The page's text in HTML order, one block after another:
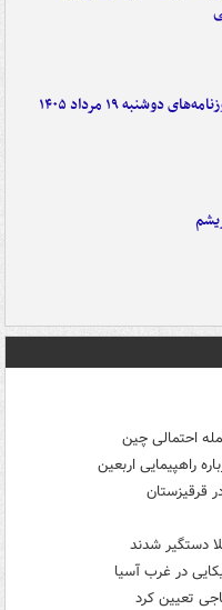
دوشنبه ۱۹ مرداد ۱۴۰۵
احتمالی چین
راهپیمایی اربعین
قرقیزستان
در غرب آسیا
تعیین کرد